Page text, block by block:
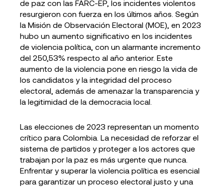
de paz con las FARC-EP, los incidentes violentos
resurgieron con fuerza en los últimos años. Según
la Misión de Observación Electoral (MOE), en 2023
hubo un aumento significativo en los incidentes
de violencia política, con un alarmante incremento
del 250,53% respecto al año anterior. Este
aumento de la violencia pone en riesgo la vida de
los candidatos y la integridad del proceso
electoral, además de amenazar la transparencia y
la legitimidad de la democracia local.
Las elecciones de 2023 representan un momento
crítico para Colombia. La necesidad de reforzar el
sistema de partidos y proteger a los actores que
trabajan por la paz es más urgente que nunca.
Enfrentar y superar la violencia política es esencial
para garantizar un proceso electoral justo y una